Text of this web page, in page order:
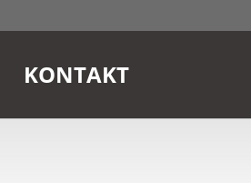
KONTAKT